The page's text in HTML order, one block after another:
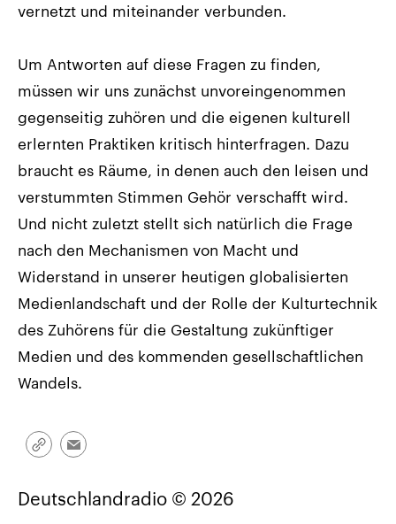
vernetzt und miteinander verbunden.
Um Antworten auf diese Fragen zu finden,
müssen wir uns zunächst unvoreingenommen
gegenseitig zuhören und die eigenen kulturell
erlernten Praktiken kritisch hinterfragen. Dazu
braucht es Räume, in denen auch den leisen und
verstummten Stimmen Gehör verschafft wird.
Und nicht zuletzt stellt sich natürlich die Frage
nach den Mechanismen von Macht und
Widerstand in unserer heutigen globalisierten
Medienlandschaft und der Rolle der Kulturtechnik
des Zuhörens für die Gestaltung zukünftiger
Medien und des kommenden gesellschaftlichen
Wandels.
Link
Email
Deutschlandradio © 2026